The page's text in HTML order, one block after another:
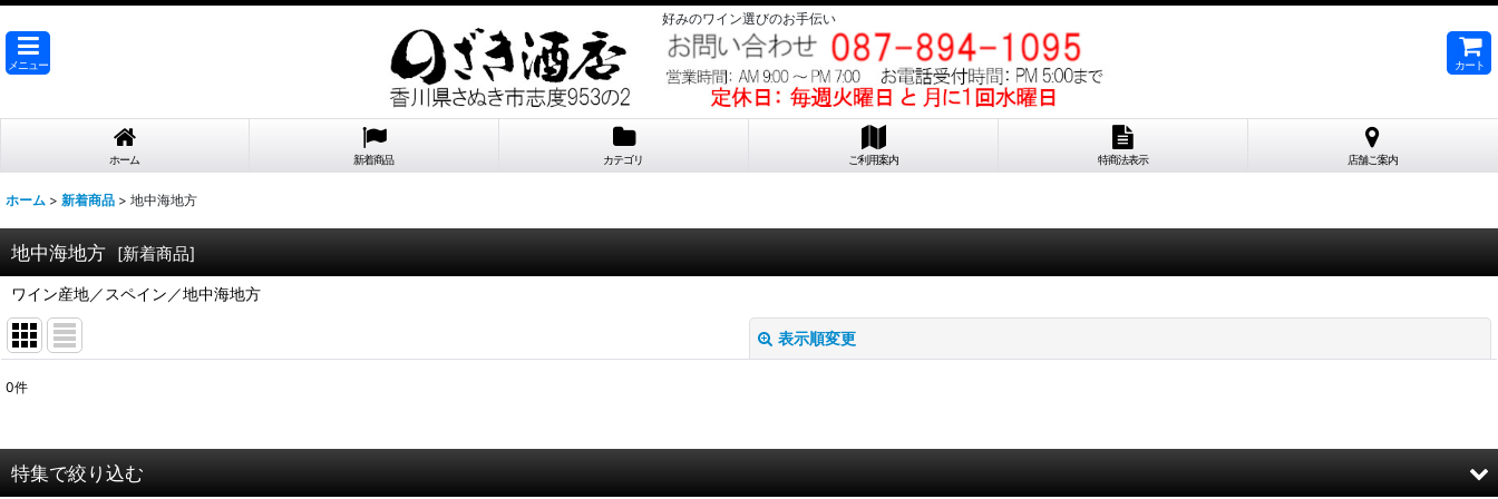
好みのワイン選びのお手伝い
メニュー カート
ホーム 新着商品 カテゴリ ご利用案内 特商法表示 店舗ご案内
ホーム > 新着商品 > 地中海地方
地中海地方 [新着商品]
ワイン産地／スペイン／地中海地方
表示順変更
在庫あり
0件
特集で絞り込む